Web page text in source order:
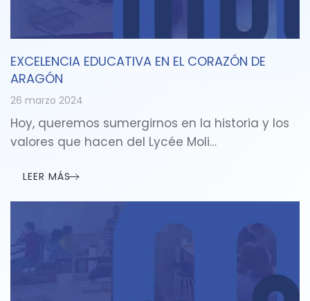
EXCELENCIA EDUCATIVA EN EL CORAZÓN DE
ARAGÓN
26 marzo 2024
Hoy, queremos sumergirnos en la historia y los
valores que hacen del Lycée Moli…
LEER MÁS